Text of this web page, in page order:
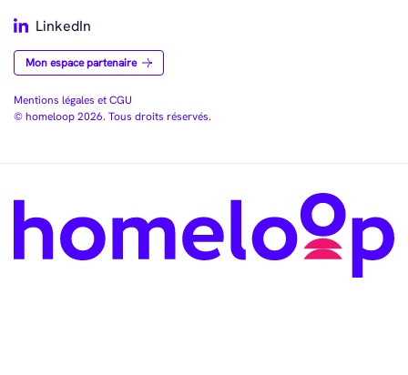
LinkedIn
Mon espace partenaire
Mentions légales et CGU
© homeloop 2026. Tous droits réservés.